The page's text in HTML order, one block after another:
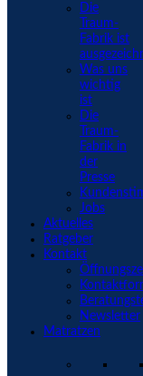
Die
Traum-
Fabrik ist
Was uns
wichtig
ist
Die
Traum-
Fabrik in
der
Presse
Jobs
Aktuelles
Ratgeber
Kontakt
Newsletter
Matratzen